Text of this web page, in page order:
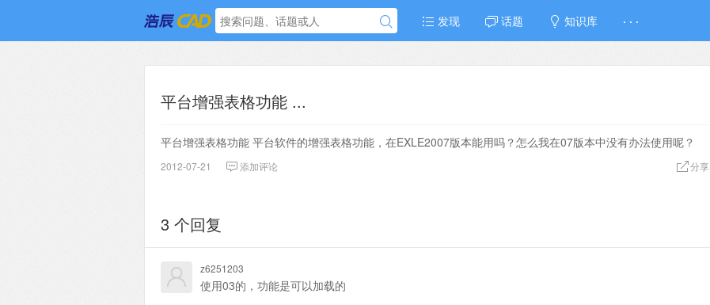
发现 话题 知识库 · · ·
平台增强表格功能 ...
平台增强表格功能 平台软件的增强表格功能，在EXLE2007版本能用吗？怎么我在07版本中没有办法使用呢？
2012-07-21 添加评论 分享
3 个回复
z6251203
使用03的，功能是可以加载的